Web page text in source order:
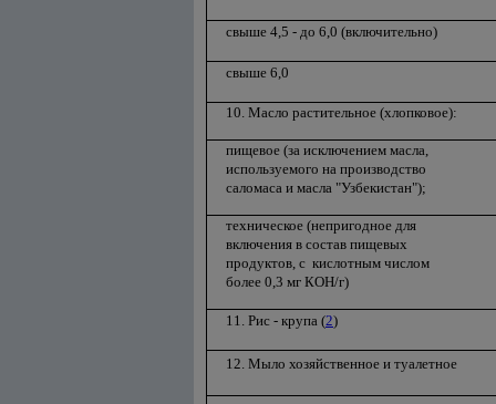
свыше 4,5 - до 6,0 (включительно)
свыше 6,0
10. Масло растительное (хлопковое):
пищевое (за исключением масла,
используемого на производство
саломаса и масла "Узбекистан");
техническое (непригодное для
включения в состав пищевых
продуктов, с кислотным числом
более 0,3 мг КОН/г)
11. Рис - крупа (2)
12. Мыло хозяйственное и туалетное